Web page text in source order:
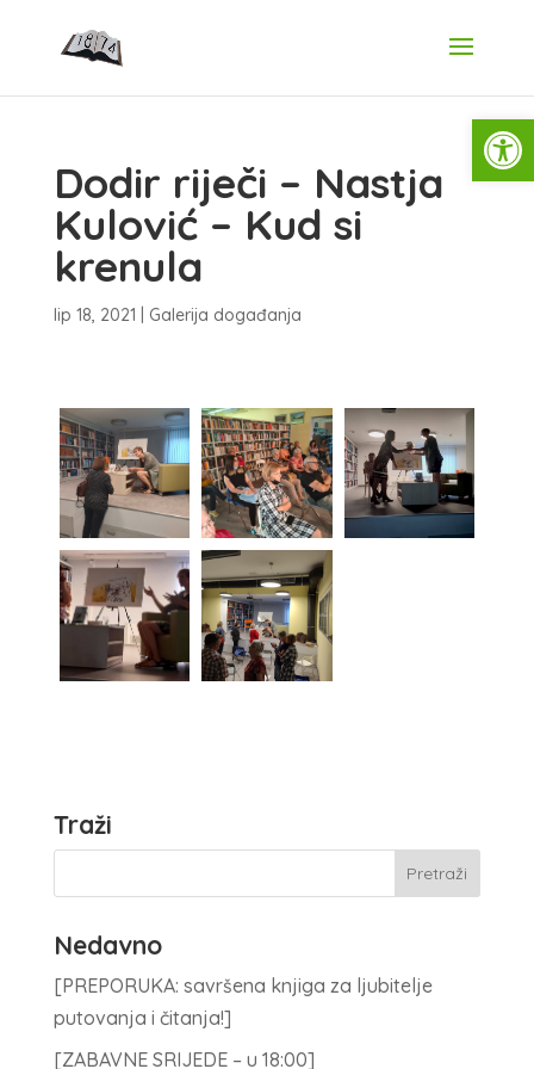
Dodir riječi – Nastja
Kulović – Kud si
krenula
lip 18, 2021 Galerija događanja
Traži
Nedavno
[PREPORUKA: savršena knjiga za ljubitelje
putovanja i čitanja!]
[ZABAVNE SRIJEDE – u 18:00]